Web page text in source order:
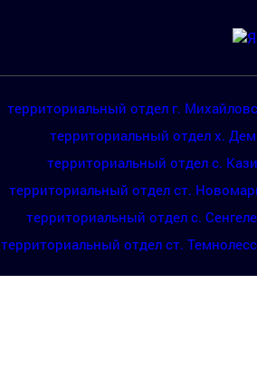
территориальный отдел г.
территориальный отдел х.
территориальный отдел с.
территориальный отдел ст.
территориальный отдел с.
территориальный отдел ст.